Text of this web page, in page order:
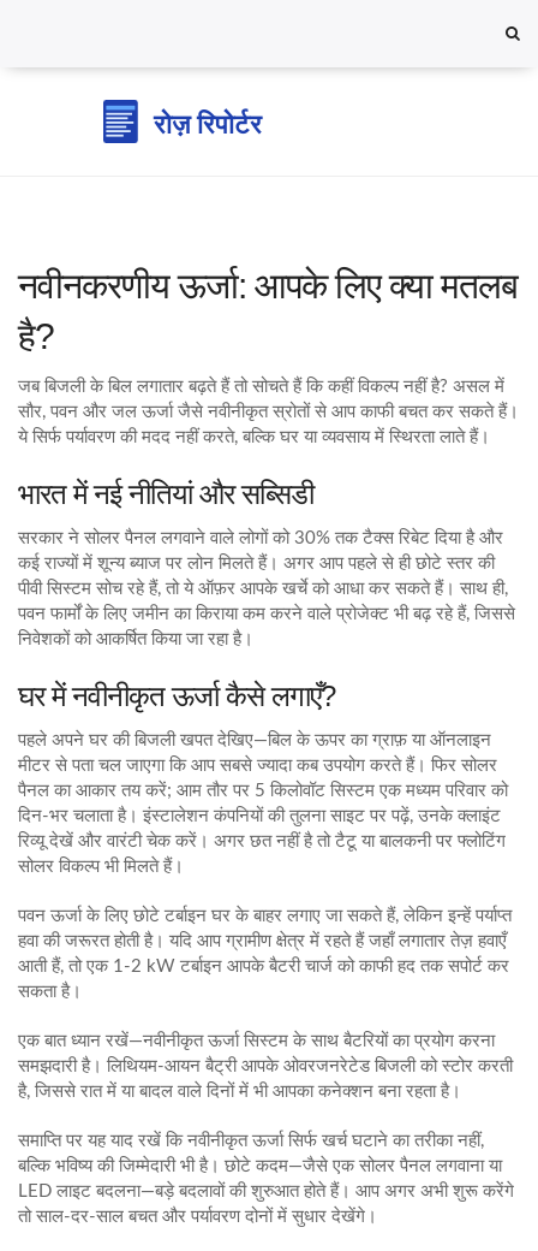
नवीनकरणीय ऊर्जा: आपके लिए क्या मतलब
है?
जब बिजली के बिल लगातार बढ़ते हैं तो सोचते हैं कि कहीं विकल्प नहीं है? असल में
सौर, पवन और जल ऊर्जा जैसे नवीनीकृत स्रोतों से आप काफी बचत कर सकते हैं।
ये सिर्फ पर्यावरण की मदद नहीं करते, बल्कि घर या व्यवसाय में स्थिरता लाते हैं।
भारत में नई नीतियां और सब्सिडी
सरकार ने सोलर पैनल लगवाने वाले लोगों को 30% तक टैक्स रिबेट दिया है और
कई राज्यों में शून्य ब्याज पर लोन मिलते हैं। अगर आप पहले से ही छोटे स्तर की
पीवी सिस्टम सोच रहे हैं, तो ये ऑफ़र आपके खर्चे को आधा कर सकते हैं। साथ ही,
पवन फार्मों के लिए जमीन का किराया कम करने वाले प्रोजेक्ट भी बढ़ रहे हैं, जिससे
निवेशकों को आकर्षित किया जा रहा है।
घर में नवीनीकृत ऊर्जा कैसे लगाएँ?
पहले अपने घर की बिजली खपत देखिए—बिल के ऊपर का ग्राफ़ या ऑनलाइन
मीटर से पता चल जाएगा कि आप सबसे ज्यादा कब उपयोग करते हैं। फिर सोलर
पैनल का आकार तय करें; आम तौर पर 5 किलोवॉट सिस्टम एक मध्यम परिवार को
दिन‑भर चलाता है। इंस्टालेशन कंपनियों की तुलना साइट पर पढ़ें, उनके क्लाइंट
रिव्यू देखें और वारंटी चेक करें। अगर छत नहीं है तो टैटू या बालकनी पर फ्लोटिंग
सोलर विकल्प भी मिलते हैं।
पवन ऊर्जा के लिए छोटे टर्बाइन घर के बाहर लगाए जा सकते हैं, लेकिन इन्हें पर्याप्त
हवा की जरूरत होती है। यदि आप ग्रामीण क्षेत्र में रहते हैं जहाँ लगातार तेज़ हवाएँ
आती हैं, तो एक 1‑2 kW टर्बाइन आपके बैटरी चार्ज को काफी हद तक सपोर्ट कर
सकता है।
एक बात ध्यान रखें—नवीनीकृत ऊर्जा सिस्टम के साथ बैटरियों का प्रयोग करना
समझदारी है। लिथियम‑आयन बैट्री आपके ओवरजनरेटेड बिजली को स्टोर करती
है, जिससे रात में या बादल वाले दिनों में भी आपका कनेक्शन बना रहता है।
समाप्ति पर यह याद रखें कि नवीनीकृत ऊर्जा सिर्फ खर्च घटाने का तरीका नहीं,
बल्कि भविष्य की जिम्मेदारी भी है। छोटे कदम—जैसे एक सोलर पैनल लगवाना या
LED लाइट बदलना—बड़े बदलावों की शुरुआत होते हैं। आप अगर अभी शुरू करेंगे
तो साल‑दर-साल बचत और पर्यावरण दोनों में सुधार देखेंगे।